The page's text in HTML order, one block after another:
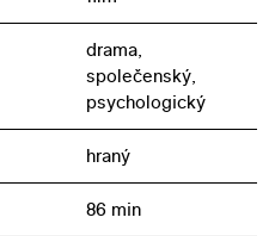
drama,
společenský,
psychologický
hraný
86 min